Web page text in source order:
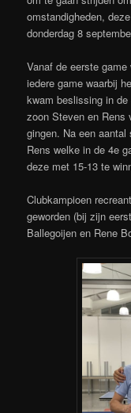
omstandigheden,
donderdag 8
Vanaf de eerste
iedere game waarbij
kwam beslissing in
zoon Steven en Rens
gingen. Na een
Rens welke in de 4e
deze met 15-13 te
Clubkampioen
geworden (bij zijn
Ballegoijen en Rene